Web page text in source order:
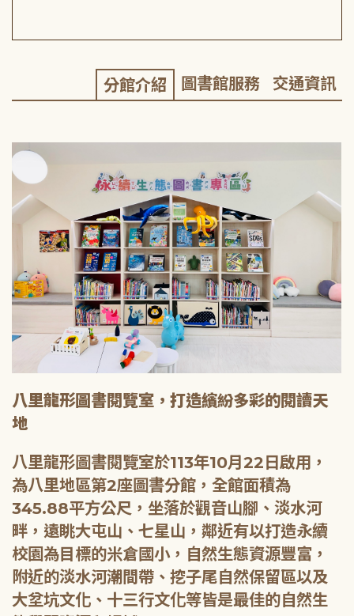
分館介紹 圖書館服務 交通資訊
八里龍形圖書閱覽室，打造繽紛多彩的閱讀天
地
八里龍形圖書閱覽室於113年10月22日啟用，
為八里地區第2座圖書分館，全館面積為
345.88平方公尺，坐落於觀音山腳、淡水河
畔，遠眺大屯山、七星山，鄰近有以打造永續
校園為目標的米倉國小，自然生態資源豐富，
附近的淡水河潮間帶、挖子尾自然保留區以及
大坌坑文化、十三行文化等皆是最佳的自然生